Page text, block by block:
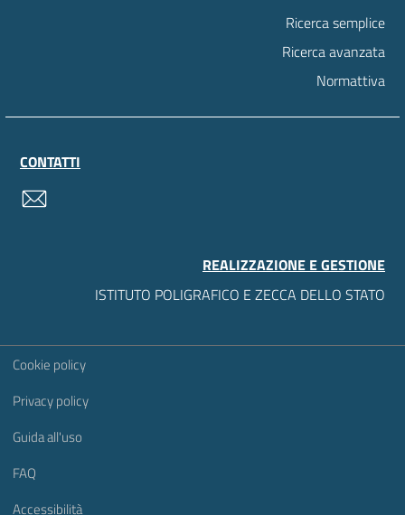
Ricerca semplice
Ricerca avanzata
Normattiva
CONTATTI
REALIZZAZIONE E GESTIONE
ISTITUTO POLIGRAFICO E ZECCA DELLO STATO
Sezione Link Utili
Cookie policy
Privacy policy
Guida all'uso
FAQ
Accessibilità